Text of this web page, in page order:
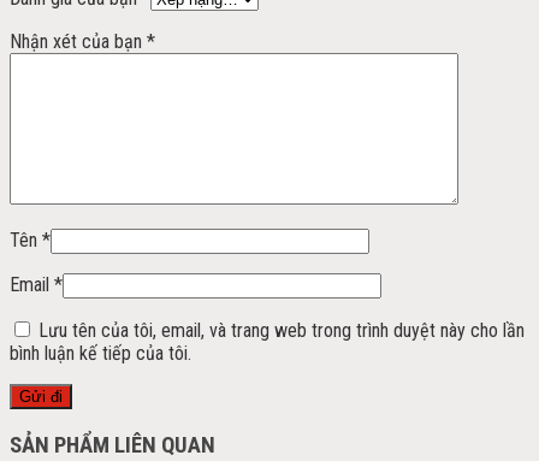
Nhận xét của bạn *
Tên *
Email *
Lưu tên của tôi, email, và trang web trong trình duyệt này cho lần
bình luận kế tiếp của tôi.
SẢN PHẨM LIÊN QUAN